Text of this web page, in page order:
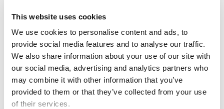
This website uses cookies
We use cookies to personalise content and ads, to
provide social media features and to analyse our traffic.
We also share information about your use of our site with
our social media, advertising and analytics partners who
may combine it with other information that you’ve
provided to them or that they’ve collected from your use
of their services.
【プレミアグループ株式会社】
Youtube
Twitter（X）
【カープレミア】
Youtube